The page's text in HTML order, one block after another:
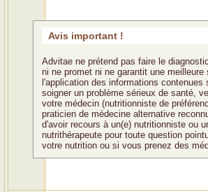
Avis important !
Advitae ne prétend pas faire le
ni ne promet ni ne garantit une meilleure
l'application des informations contenues
soigner un problème sérieux de santé,
votre médecin (nutritionniste de
praticien de médecine alternative
d'avoir recours à un(e) nutritionniste ou
nutrithérapeute pour toute question
votre nutrition ou si vous prenez des